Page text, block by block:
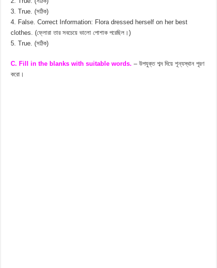
3. True. (সঠিক)
4. False. Correct Information: Flora dressed herself on her best
clothes. (ফ্লোরা তার সবচেয়ে ভালো পোশাক পরেছিল।)
5. True. (সঠিক)
C. Fill in the blanks with suitable words. – উপযুক্ত শব্দ দিয়ে শূন্যস্থান পূরণ
করো।